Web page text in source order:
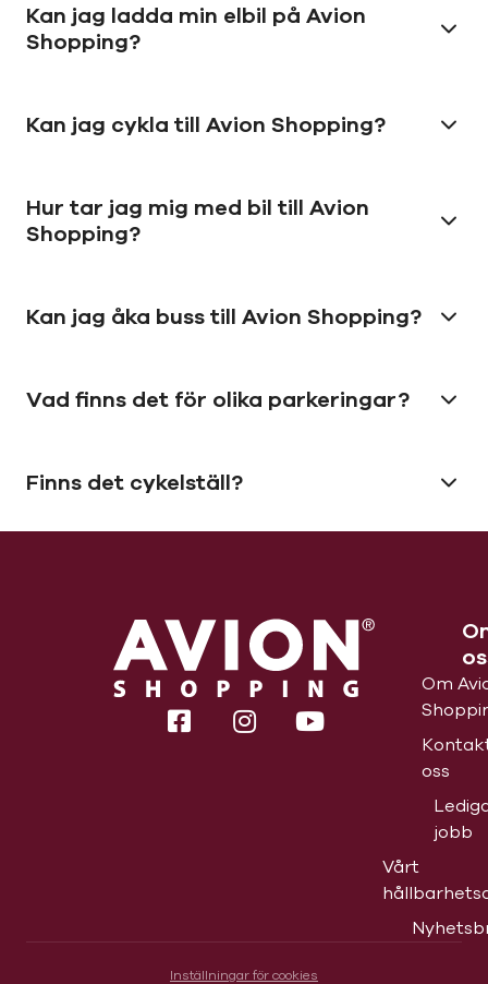
Kan jag ladda min elbil på Avion
Shopping?
Kan jag cykla till Avion Shopping?
Hur tar jag mig med bil till Avion
Shopping?
Kan jag åka buss till Avion Shopping?
Vad finns det för olika parkeringar?
Finns det cykelställ?
Om
oss
jobb
Vårt
Inställningar för cookies